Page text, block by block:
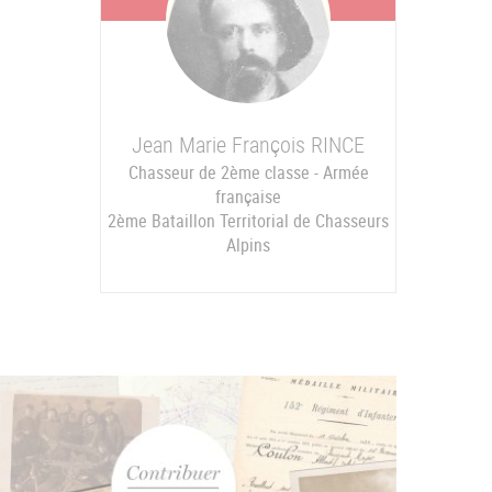
Jean Marie François RINCE
Chasseur de 2ème classe - Armée
française
2ème Bataillon Territorial de Chasseurs
Alpins